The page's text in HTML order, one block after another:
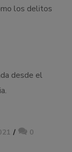
los delitos
desde el
0